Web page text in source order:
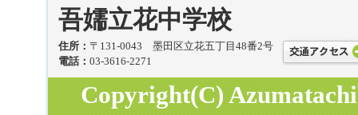
吾嬬立花中学校
住所： 〒131-0043 墨田区立花五丁目48番2号
電話： 03-3616-2271
Copyright(C)